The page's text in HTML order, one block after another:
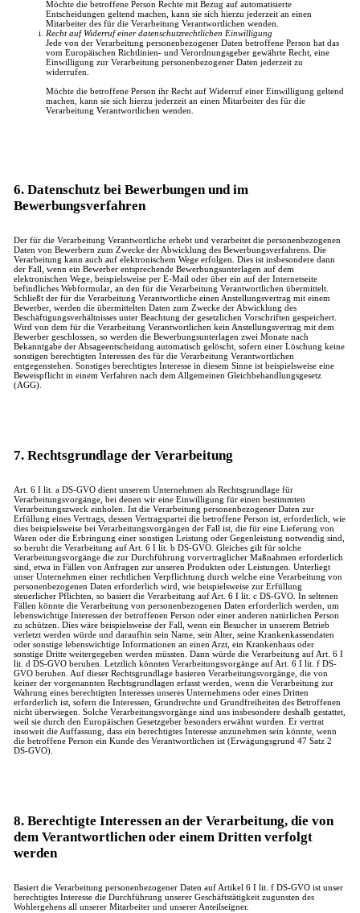
Möchte die betroffene Person Rechte mit Bezug auf automatisierte
Entscheidungen geltend machen, kann sie sich hierzu jederzeit an einen
Mitarbeiter des für die Verarbeitung Verantwortlichen wenden.
Recht auf Widerruf einer datenschutzrechtlichen Einwilligung
Jede von der Verarbeitung personenbezogener Daten betroffene Person hat das
vom Europäischen Richtlinien- und Verordnungsgeber gewährte Recht, eine
Einwilligung zur Verarbeitung personenbezogener Daten jederzeit zu
widerrufen.
Möchte die betroffene Person ihr Recht auf Widerruf einer Einwilligung geltend
machen, kann sie sich hierzu jederzeit an einen Mitarbeiter des für die
Verarbeitung Verantwortlichen wenden.
6. Datenschutz bei Bewerbungen und im
Bewerbungsverfahren
Der für die Verarbeitung Verantwortliche erhebt und verarbeitet die personenbezogenen
Daten von Bewerbern zum Zwecke der Abwicklung des Bewerbungsverfahrens. Die
Verarbeitung kann auch auf elektronischem Wege erfolgen. Dies ist insbesondere dann
der Fall, wenn ein Bewerber entsprechende Bewerbungsunterlagen auf dem
elektronischen Wege, beispielsweise per E-Mail oder über ein auf der Internetseite
befindliches Webformular, an den für die Verarbeitung Verantwortlichen übermittelt.
Schließt der für die Verarbeitung Verantwortliche einen Anstellungsvertrag mit einem
Bewerber, werden die übermittelten Daten zum Zwecke der Abwicklung des
Beschäftigungsverhältnisses unter Beachtung der gesetzlichen Vorschriften gespeichert.
Wird von dem für die Verarbeitung Verantwortlichen kein Anstellungsvertrag mit dem
Bewerber geschlossen, so werden die Bewerbungsunterlagen zwei Monate nach
Bekanntgabe der Absageentscheidung automatisch gelöscht, sofern einer Löschung keine
sonstigen berechtigten Interessen des für die Verarbeitung Verantwortlichen
entgegenstehen. Sonstiges berechtigtes Interesse in diesem Sinne ist beispielsweise eine
Beweispflicht in einem Verfahren nach dem Allgemeinen Gleichbehandlungsgesetz
(AGG).
7. Rechtsgrundlage der Verarbeitung
Art. 6 I lit. a DS-GVO dient unserem Unternehmen als Rechtsgrundlage für
Verarbeitungsvorgänge, bei denen wir eine Einwilligung für einen bestimmten
Verarbeitungszweck einholen. Ist die Verarbeitung personenbezogener Daten zur
Erfüllung eines Vertrags, dessen Vertragspartei die betroffene Person ist, erforderlich, wie
dies beispielsweise bei Verarbeitungsvorgängen der Fall ist, die für eine Lieferung von
Waren oder die Erbringung einer sonstigen Leistung oder Gegenleistung notwendig sind,
so beruht die Verarbeitung auf Art. 6 I lit. b DS-GVO. Gleiches gilt für solche
Verarbeitungsvorgänge die zur Durchführung vorvertraglicher Maßnahmen erforderlich
sind, etwa in Fällen von Anfragen zur unseren Produkten oder Leistungen. Unterliegt
unser Unternehmen einer rechtlichen Verpflichtung durch welche eine Verarbeitung von
personenbezogenen Daten erforderlich wird, wie beispielsweise zur Erfüllung
steuerlicher Pflichten, so basiert die Verarbeitung auf Art. 6 I lit. c DS-GVO. In seltenen
Fällen könnte die Verarbeitung von personenbezogenen Daten erforderlich werden, um
lebenswichtige Interessen der betroffenen Person oder einer anderen natürlichen Person
zu schützen. Dies wäre beispielsweise der Fall, wenn ein Besucher in unserem Betrieb
verletzt werden würde und daraufhin sein Name, sein Alter, seine Krankenkassendaten
oder sonstige lebenswichtige Informationen an einen Arzt, ein Krankenhaus oder
sonstige Dritte weitergegeben werden müssten. Dann würde die Verarbeitung auf Art. 6 I
lit. d DS-GVO beruhen. Letztlich könnten Verarbeitungsvorgänge auf Art. 6 I lit. f DS-
GVO beruhen. Auf dieser Rechtsgrundlage basieren Verarbeitungsvorgänge, die von
keiner der vorgenannten Rechtsgrundlagen erfasst werden, wenn die Verarbeitung zur
Wahrung eines berechtigten Interesses unseres Unternehmens oder eines Dritten
erforderlich ist, sofern die Interessen, Grundrechte und Grundfreiheiten des Betroffenen
nicht überwiegen. Solche Verarbeitungsvorgänge sind uns insbesondere deshalb gestattet,
weil sie durch den Europäischen Gesetzgeber besonders erwähnt wurden. Er vertrat
insoweit die Auffassung, dass ein berechtigtes Interesse anzunehmen sein könnte, wenn
die betroffene Person ein Kunde des Verantwortlichen ist (Erwägungsgrund 47 Satz 2
DS-GVO).
8. Berechtigte Interessen an der Verarbeitung, die von
dem Verantwortlichen oder einem Dritten verfolgt
werden
Basiert die Verarbeitung personenbezogener Daten auf Artikel 6 I lit. f DS-GVO ist unser
berechtigtes Interesse die Durchführung unserer Geschäftstätigkeit zugunsten des
Wohlergehens all unserer Mitarbeiter und unserer Anteilseigner.